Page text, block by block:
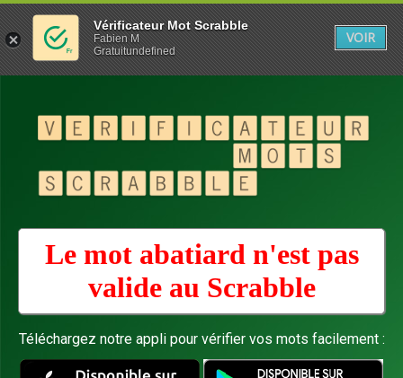
Le mot abatiard n'est pas
valide au Scrabble
Téléchargez notre appli pour vérifier vos mots facilement :
Vérificateur Mot Scrabble
Fabien M
Gratuitundefined
VOIR